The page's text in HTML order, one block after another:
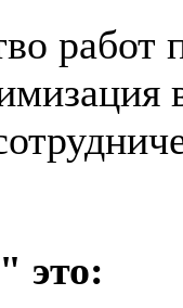
работ